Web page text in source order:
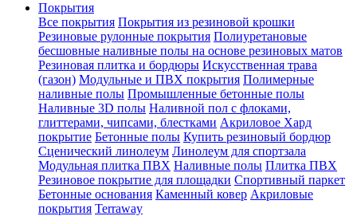
Покрытия
Все покрытия Покрытия из резиновой крошки
Резиновые рулонные покрытия Полиуретановые
бесшовные наливные полы на основе резиновых матов
Резиновая плитка и бордюры Искусственная трава
(газон) Модульные и ПВХ покрытия Полимерные
наливные полы Промышленные бетонные полы
Наливные 3D полы Наливной пол с флоками,
глиттерами, чипсами, блестками Акриловое Хард
покрытие Бетонные полы Купить резиновый бордюр
Сценический линолеум Линолеум для спортзала
Модульная плитка ПВХ Наливные полы Плитка ПВХ
Резиновое покрытие для площадки Спортивный паркет
Бетонные основания Каменный ковер Акриловые
покрытия Terraway